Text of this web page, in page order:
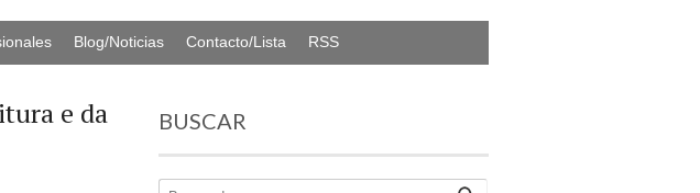
Blog/Noticias Contacto/Lista RSS
e da
BUSCAR